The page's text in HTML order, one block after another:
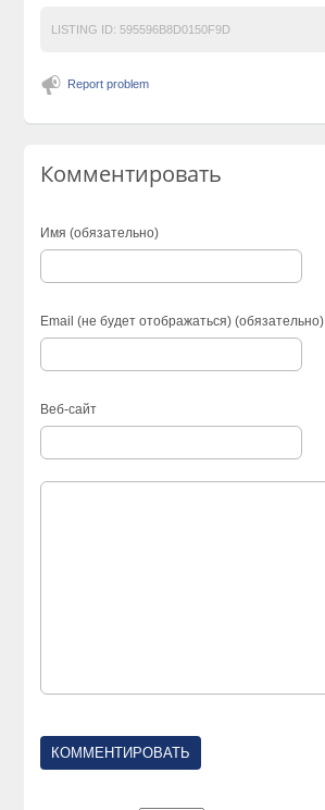
LISTING ID: 595596B8D0150F9D
Report problem
Комментировать
Имя (обязательно)
Email (не будет отображаться) (обязательно)
Веб-сайт